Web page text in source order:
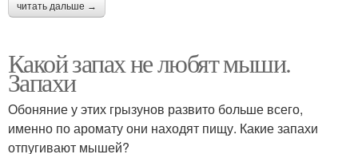
читать дальше →
Какой запах не любят мыши.
Запахи
Обоняние у этих грызунов развито больше всего,
именно по аромату они находят пищу. Какие запахи
отпугивают мышей?